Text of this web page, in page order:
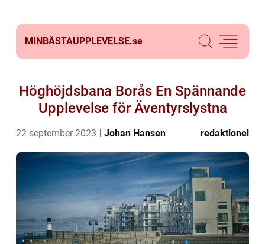
MINBÄSTAUPPLEVELSE.se
Höghöjdsbana Borås En Spännande
Upplevelse för Äventyrslystna
22 september 2023 Johan Hansen redaktionel